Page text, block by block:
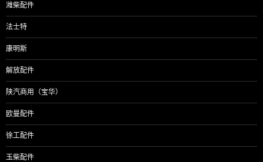
潍柴配件
法士特
康明斯
解放配件
陕汽商用（宝华）
欧曼配件
徐工配件
玉柴配件